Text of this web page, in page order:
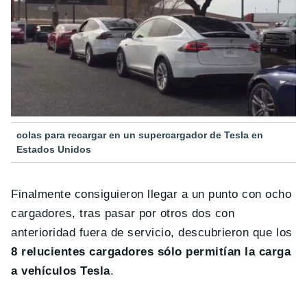
colas para recargar en un supercargador de Tesla en
Estados Unidos
Finalmente consiguieron llegar a un punto con ocho
cargadores, tras pasar por otros dos con
anterioridad fuera de servicio, descubrieron que los
8 relucientes cargadores sólo permitían la carga
a vehículos Tesla.